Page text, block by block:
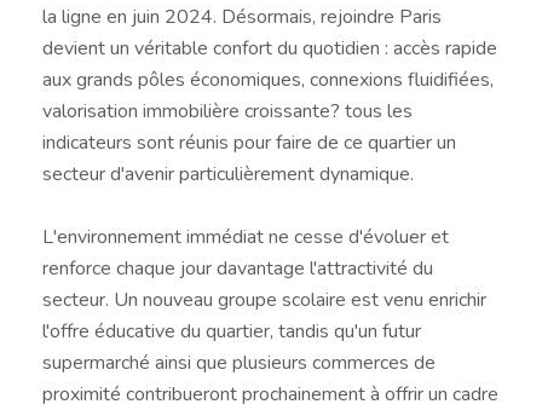
la ligne en juin 2024. Désormais, rejoindre Paris
devient un véritable confort du quotidien : accès rapide
aux grands pôles économiques, connexions fluidifiées,
valorisation immobilière croissante? tous les
indicateurs sont réunis pour faire de ce quartier un
secteur d'avenir particulièrement dynamique.
L'environnement immédiat ne cesse d'évoluer et
renforce chaque jour davantage l'attractivité du
secteur. Un nouveau groupe scolaire est venu enrichir
l'offre éducative du quartier, tandis qu'un futur
supermarché ainsi que plusieurs commerces de
proximité contribueront prochainement à offrir un cadre